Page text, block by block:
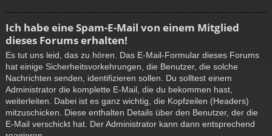
Ich habe eine Spam-E-Mail von einem Mitglied
dieses Forums erhalten!
Es tut uns leid, das zu hören. Das E-Mail-Formular dieses Forums
hat einige Sicherheitsvorkehrungen, die Benutzer, die solche
Nachrichten senden, identifizieren sollen. Du solltest einem
Administrator die komplette E-Mail, die du bekommen hast,
weiterleiten. Dabei ist es ganz wichtig, die Kopfzeilen (Headers)
mitzuschicken. Diese enthalten Details über den Benutzer, der die
E-Mail verschickt hat. Der Administrator kann dann entsprechend